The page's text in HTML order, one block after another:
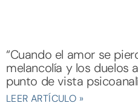
“Cuando el amor se
melancolía y los duelos
punto de vista
LEER ARTÍCULO »